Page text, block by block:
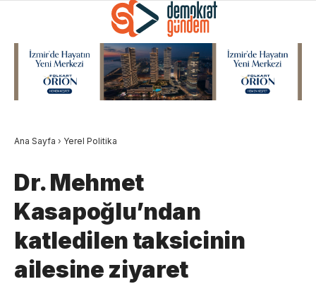
Ana Sayfa › Yerel Politika
Dr. Mehmet
Kasapoğlu’ndan
katledilen taksicinin
ailesine ziyaret